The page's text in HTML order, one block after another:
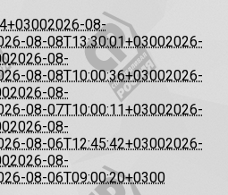
2026-08-
08-08T13:30:01+03002026-
2026-08-
08-08T10:00:36+03002026-
2026-08-
08-07T10:00:11+03002026-
2026-08-
08-06T12:45:42+03002026-
2026-08-
08-06T09:00:20+0300